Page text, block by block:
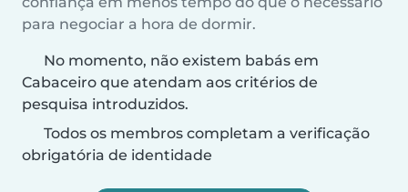
para negociar a hora de dormir.
No momento, não existem babás em
Cabaceiro que atendam aos critérios de
pesquisa introduzidos.
Todos os membros completam a verificação
obrigatória de identidade